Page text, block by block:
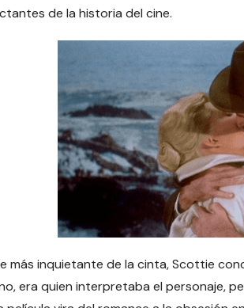
de la historia del cine.
más inquietante de la cinta, Scottie
era quien interpretaba el personaje,